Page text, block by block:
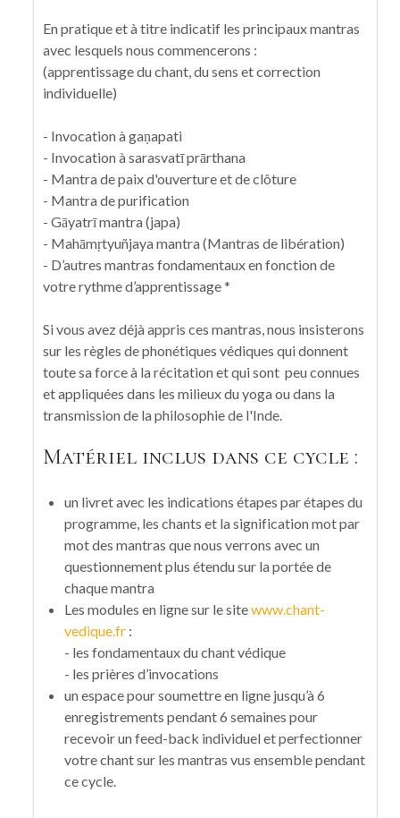
En pratique et à titre indicatif les principaux mantras
avec lesquels nous commencerons :
(apprentissage du chant, du sens et correction
individuelle)
- Invocation à gaṇapati
- Invocation à sarasvatī prārthana
- Mantra de paix d'ouverture et de clôture
- Mantra de purification
- Gāyatrī mantra (japa)
- Mahāmṛtyuñjaya mantra (Mantras de libération)
- D’autres mantras fondamentaux en fonction de
votre rythme d’apprentissage *
Si vous avez déjà appris ces mantras, nous insisterons
sur les règles de phonétiques védiques qui donnent
toute sa force à la récitation et qui sont peu connues
et appliquées dans les milieux du yoga ou dans la
transmission de la philosophie de l'Inde.
Matériel inclus dans ce cycle :
un livret avec les indications étapes par étapes du
programme, les chants et la signification mot par
mot des mantras que nous verrons avec un
questionnement plus étendu sur la portée de
chaque mantra
Les modules en ligne sur le sitewww.chant-
vedique.fr :
- les fondamentaux du chant védique
- les prières d’invocations
un espace pour soumettre en ligne jusqu’à 6
enregistrements pendant 6 semaines pour
recevoir un feed-back individuel et perfectionner
votre chant sur les mantras vus ensemble pendant
ce cycle.